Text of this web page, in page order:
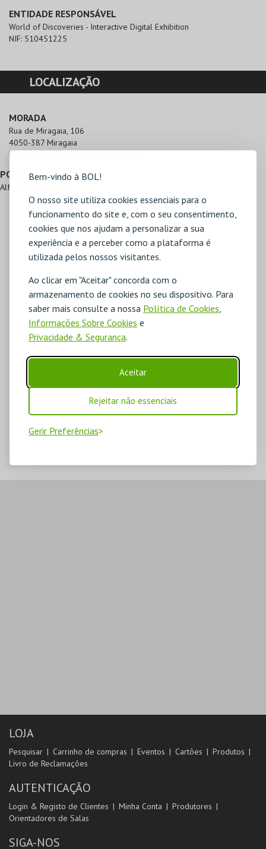
Bem-vindo à BOL!
O nosso site utiliza cookies essenciais para o
funcionamento do site e, com o seu consentimento,
cookies que nos ajudam a personalizar a sua
experiência e a perceber como a plataforma é
utilizada pelos nossos visitantes.
Ao clicar em "Aceitar" concorda com o
armazenamento de cookies no seu dispositivo. Para
saber mais consulte a nossa Política de Cookies,
Informações Sobre Cookies e
Privacidade & Segurança.
Aceitar
Rejeitar não essenciais
Gerir Preferências
ENTIDADE RESPONSÁVEL
World of Discoveries - Interactive Digital Exhibition
NIF: 510451225
LOCALIZAÇÃO
MORADA
Rua de Miragaia, 106
4050-387 Miragaia
Direcções para World of Discoveries
PONTOS DE REFERÊNCIA
Alfândega do Porto
LOJA
Pesquisar Carrinho de compras Eventos Cartões
Produtos
Livro de Reclamações
AUTENTICAÇÃO
Login & Registo de Clientes Minha Conta
Produtores
Orientadores de Salas
SIGA-NOS